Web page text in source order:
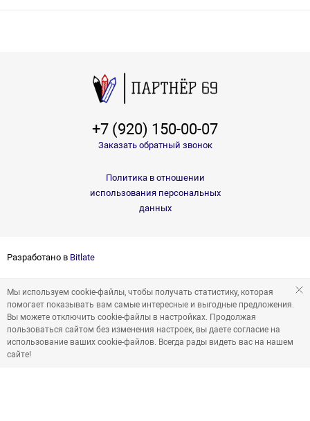
+7 (920) 150-00-07
Заказать обратный звонок
Политика в отношении
использования персональных
данных
Разработано в Bitlate
Мы используем cookie-файлы, чтобы получать статистику, которая
помогает показывать вам самые интересные и выгодные предложения.
Вы можете отключить cookie-файлы в настройках. Продолжая
пользоваться сайтом без изменения настроек, вы даете согласие на
использование ваших cookie-файлов. Всегда рады видеть вас на нашем
сайте!